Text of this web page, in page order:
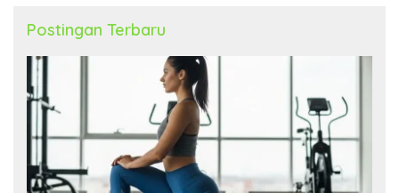
Postingan Terbaru